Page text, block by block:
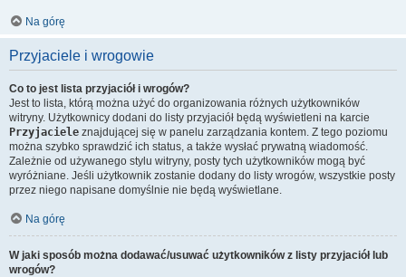
Na górę
Przyjaciele i wrogowie
Co to jest lista przyjaciół i wrogów?
Jest to lista, którą można użyć do organizowania różnych użytkowników
witryny. Użytkownicy dodani do listy przyjaciół będą wyświetleni na karcie
Przyjaciele znajdującej się w panelu zarządzania kontem. Z tego poziomu
można szybko sprawdzić ich status, a także wysłać prywatną wiadomość.
Zależnie od używanego stylu witryny, posty tych użytkowników mogą być
wyróżniane. Jeśli użytkownik zostanie dodany do listy wrogów, wszystkie posty
przez niego napisane domyślnie nie będą wyświetlane.
Na górę
W jaki sposób można dodawać/usuwać użytkowników z listy przyjaciół lub
wrogów?